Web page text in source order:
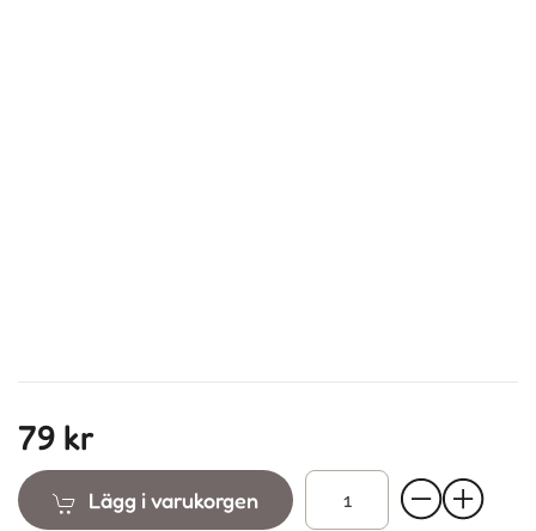
79 kr
Lägg i varukorgen